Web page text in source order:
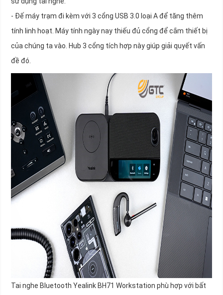
- Đế máy trạm đi kèm với 3 cổng USB 3.0 loại A để tăng thêm
tính linh hoạt. Máy tính ngày nay thiếu đủ cổng để cắm thiết bị
của chúng ta vào. Hub 3 cổng tích hợp này giúp giải quyết vấn
đề đó.
Tai nghe Bluetooth Yealink BH71 Workstation phù hợp với bất